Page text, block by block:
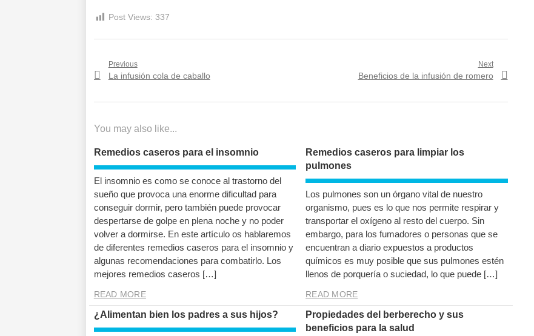
Post Views: 337
Navegación
Previous
Previous
La infusión cola de caballo
Next
Next
Beneficios de la infusión de romero
You may also like...
Remedios caseros para el insomnio
El insomnio es como se conoce al trastorno del
sueño que provoca una enorme dificultad para
conseguir dormir, pero también puede provocar
despertarse de golpe en plena noche y no poder
volver a dormirse. En este artículo os hablaremos
de diferentes remedios caseros para el insomnio y
algunas recomendaciones para combatirlo. Los
mejores remedios caseros […]
READ MORE
Remedios caseros para limpiar los
pulmones
Los pulmones son un órgano vital de nuestro
organismo, pues es lo que nos permite respirar y
transportar el oxígeno al resto del cuerpo. Sin
embargo, para los fumadores o personas que se
encuentran a diario expuestos a productos
químicos es muy posible que sus pulmones estén
llenos de porquería o suciedad, lo que puede […]
READ MORE
¿Alimentan bien los padres a sus hijos?
Propiedades del berberecho y sus
beneficios para la salud